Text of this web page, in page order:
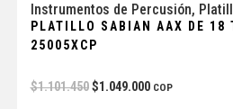
Instrumentos de Percusión,
PLATILLO SABIAN AAX DE 18
25005XCP
$1.101.450 $1.049.000 COP